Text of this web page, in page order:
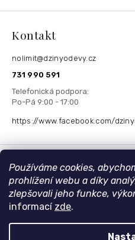
Používáme cookies,
prohlížení webu a díky
zlepšovali jeho funkce,
informací zde.
Kontakt
nolimit@dzinyodevy.cz
731 990 591
https://www.facebook.com/
Přijímáme online